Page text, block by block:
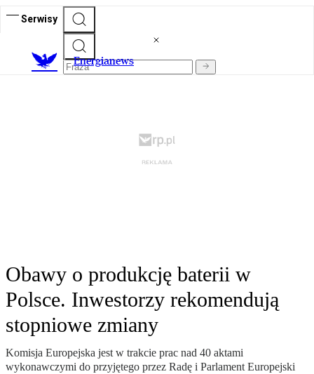
Serwisy
Energianews
Obawy o produkcję baterii w
Polsce. Inwestorzy rekomendują
stopniowe zmiany
Komisja Europejska jest w trakcie prac nad 40 aktami
wykonawczymi do przyjętego przez Radę i Parlament Europejski